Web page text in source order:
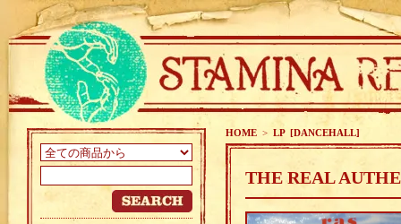
HOME > LP [DANCEHALL]
THE REAL